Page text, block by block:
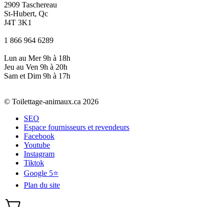
2909 Taschereau
St-Hubert, Qc
J4T 3K1
1 866 964 6289
Lun au Mer 9h à 18h
Jeu au Ven 9h à 20h
Sam et Dim 9h à 17h
© Toilettage-animaux.ca 2026
SEO
Espace fournisseurs et revendeurs
Facebook
Youtube
Instagram
Tiktok
Google 5⭐
Plan du site